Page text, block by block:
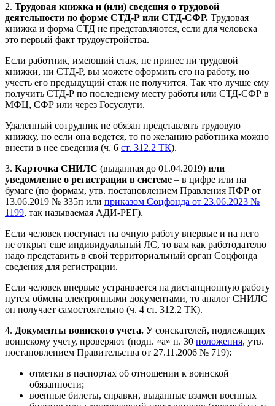
2. Трудовая книжка и (или) сведения о трудовой
деятельности по форме СТД-Р или СТД-СФР. Трудовая
книжка и форма СТД не представляются, если для человека
это первый факт трудоустройства.
Если работник, имеющий стаж, не принес ни трудовой
книжки, ни СТД-Р, вы можете оформить его на работу, но
учесть его предыдущий стаж не получится. Так что лучше ему
получить СТД-Р по последнему месту работы или СТД-СФР в
МФЦ, СФР или через Госуслуги.
Удаленный сотрудник не обязан представлять трудовую
книжку, но если она ведется, то по желанию работника можно
внести в нее сведения (ч. 6 ст. 312.2 ТК).
3. Карточка СНИЛС (выданная до 01.04.2019) или
уведомление о регистрации в системе – в цифре или на
бумаге (по формам, утв. постановлением Правления ПФР от
13.06.2019 № 335п или приказом Соцфонда от 23.06.2023 №
1199, так называемая АДИ-РЕГ).
Если человек поступает на очную работу впервые и на него
не открыт еще индивидуальный ЛС, то вам как работодателю
надо представить в свой территориальный орган Соцфонда
сведения для регистрации.
Если человек впервые устраивается на дистанционную работу
путем обмена электронными документами, то аналог СНИЛС
он получает самостоятельно (ч. 4 ст. 312.2 ТК).
4. Документы воинского учета. У соискателей, подлежащих
воинскому учету, проверяют (подп. «а» п. 30 положения, утв.
постановлением Правительства от 27.11.2006 № 719):
отметки в паспортах об отношении к воинской
обязанности;
военные билеты, справки, выданные взамен военных